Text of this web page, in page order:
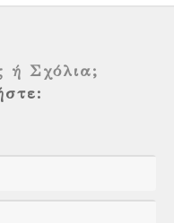
ή Σχόλια;